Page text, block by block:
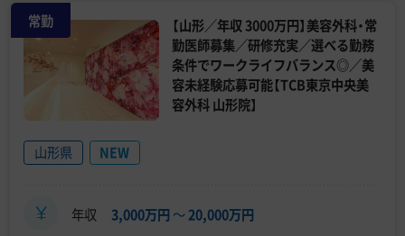
常勤
【山形／年収 3000万円】美容外科・常
勤医師募集／研修充実／選べる勤務
条件でワークライフバランス◎／美
容未経験応募可能【TCB東京中央美
容外科 山形院】
山形県 NEW
年収 3,000万円 〜20,000万円